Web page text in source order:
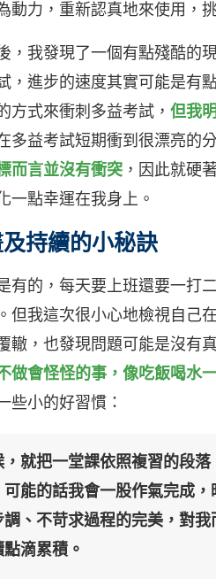
動力，重新認真地來使用，
，我發現了一個有點殘酷的
，進步的速度其實可能是有
方式來衝刺多益考試， 但我
多益考試短期衝到很漂亮的
而言並沒有衝突 ，因此就硬
一點幸運在我身上。
持續的小秘訣
有的，每天要上班還要一打
但我這次很小心地檢視自己
轍，也發現問題可能是沒有
做會怪怪的事，像吃飯喝水
些小的好習慣：
就把一堂課依照複習的段
能的話我會一股作氣完成
、不苛求過程的完美，對
滴累積。